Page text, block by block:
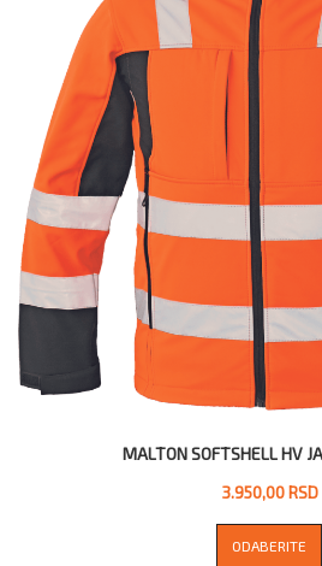
MALTON SOFTSHELL HV
3.950,00 RSD
ODABERITE